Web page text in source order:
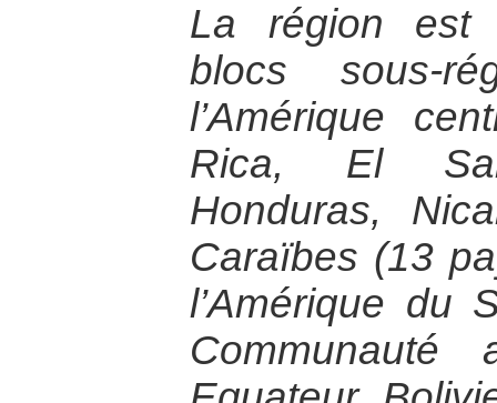
La région est
blocs sous-
l’Amérique
Rica, El
Honduras,
Caraïbes (13
l’Amérique du
Communauté